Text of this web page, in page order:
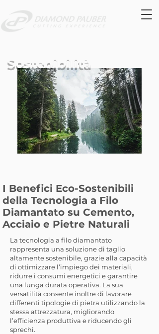
Sostenibilità
I Benefici Eco-Sostenibili
della Tecnologia a Filo
Diamantato su Cemento,
Acciaio e Pietre Naturali
La tecnologia a filo diamantato
rappresenta una soluzione di taglio
altamente sostenibile, grazie alla capacità
di ottimizzare l’impiego dei materiali,
ridurre i consumi energetici e garantire
una lunga durata operativa. La sua
versatilità consente inoltre di lavorare
differenti tipologie di pietra utilizzando la
stessa attrezzatura, migliorando
l’efficienza produttiva e riducendo gli
sprechi.